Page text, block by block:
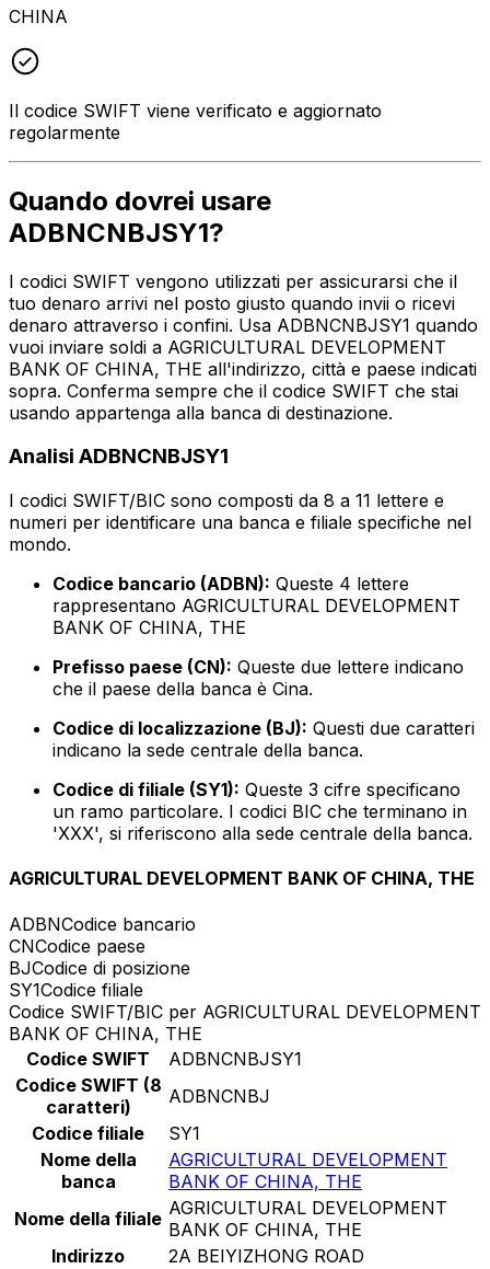
CHINA
Il codice SWIFT viene verificato e aggiornato
regolarmente
Quando dovrei usare
ADBNCNBJSY1?
I codici SWIFT vengono utilizzati per assicurarsi che il
tuo denaro arrivi nel posto giusto quando invii o ricevi
denaro attraverso i confini. Usa ADBNCNBJSY1 quando
vuoi inviare soldi a AGRICULTURAL DEVELOPMENT
BANK OF CHINA, THE all'indirizzo, città e paese indicati
sopra. Conferma sempre che il codice SWIFT che stai
usando appartenga alla banca di destinazione.
Analisi ADBNCNBJSY1
I codici SWIFT/BIC sono composti da 8 a 11 lettere e
numeri per identificare una banca e filiale specifiche nel
mondo.
Codice bancario (ADBN): Queste 4 lettere
rappresentano AGRICULTURAL DEVELOPMENT
BANK OF CHINA, THE
Prefisso paese (CN): Queste due lettere indicano
che il paese della banca è Cina.
Codice di localizzazione (BJ): Questi due caratteri
indicano la sede centrale della banca.
Codice di filiale (SY1): Queste 3 cifre specificano
un ramo particolare. I codici BIC che terminano in
'XXX', si riferiscono alla sede centrale della banca.
AGRICULTURAL DEVELOPMENT BANK OF CHINA, THE
ADBNCodice bancario
CNCodice paese
BJCodice di posizione
SY1Codice filiale
Codice SWIFT/BIC per AGRICULTURAL DEVELOPMENT
BANK OF CHINA, THE
Codice SWIFT
ADBNCNBJSY1
Codice SWIFT (8
caratteri)
ADBNCNBJ
Codice filiale
SY1
Nome della
banca
AGRICULTURAL DEVELOPMENT
BANK OF CHINA, THE
Nome della filiale AGRICULTURAL DEVELOPMENT
BANK OF CHINA, THE
Indirizzo
2A BEIYIZHONG ROAD